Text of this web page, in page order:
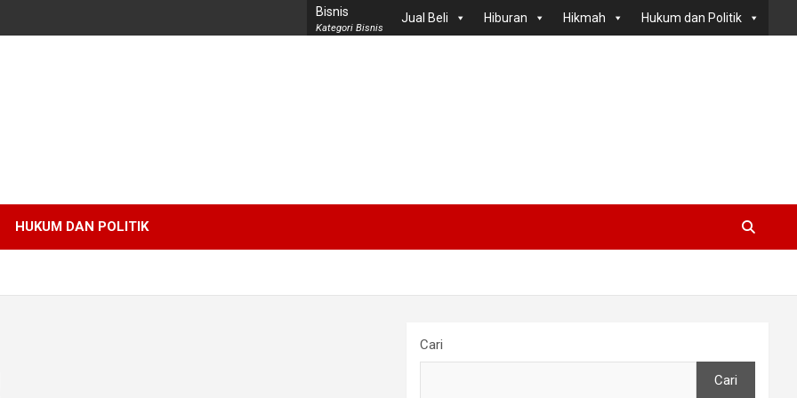
Bisnis
Kategori Bisnis
Jual Beli Hiburan Hikmah Hukum dan Politik
HUKUM DAN POLITIK
Cari
Cari